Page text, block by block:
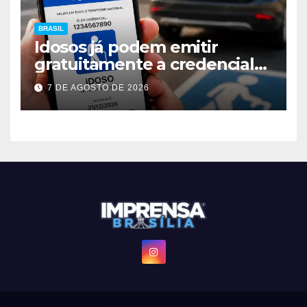
BRASIL
Idosos já podem emitir
gratuitamente a credencial
digital para vagas especiais
em todo o Brasil
7 DE AGOSTO DE 2026